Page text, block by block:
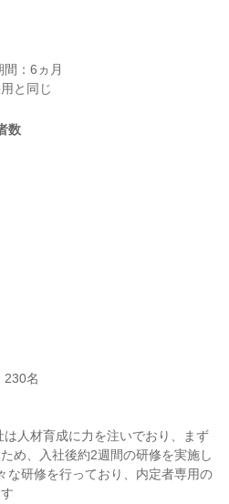
：6ヵ月
数
は人材育成に力を注いでおり、まず
め、入社後約2週間の研修を実施し
研修を行っており、内定者専用の